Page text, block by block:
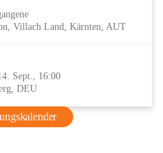
Villach Land, Kärnten, AUT
Sept., 16:00
DEU